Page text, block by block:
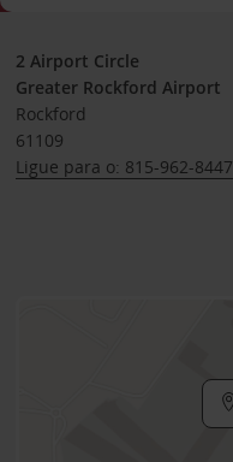
2 Airport Circle
Greater Rockford Airport
Rockford
61109
Ligue para o: 815-962-8447